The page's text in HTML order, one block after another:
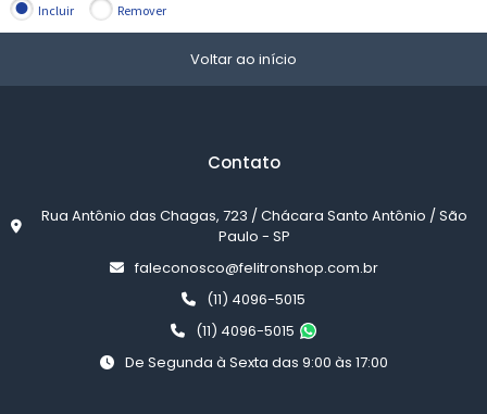
Incluir Remover
Voltar ao início
Contato
Rua Antônio das Chagas, 723 / Chácara Santo Antônio / São
Paulo - SP
faleconosco@felitronshop.com.br
(11) 4096-5015
(11) 4096-5015
De Segunda à Sexta das 9:00 às 17:00